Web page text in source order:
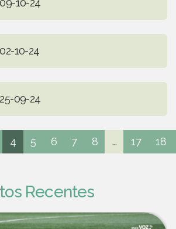
10-24
10-24
09-24
4 5 6 7 8 ... 17 18
Recentes